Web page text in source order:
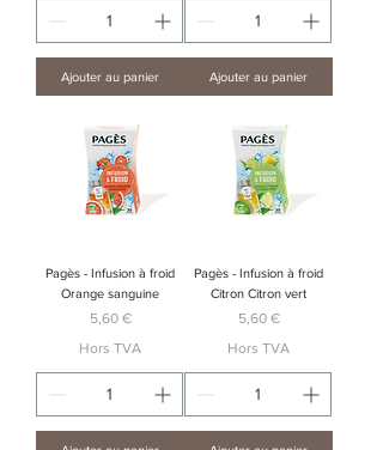
Ajouter au panier Ajouter au panier
Pagès - Infusion à froid
Orange sanguine
Prix
5,60 €
Hors TVA
Pagès - Infusion à froid
Citron Citron vert
Prix
5,60 €
Hors TVA